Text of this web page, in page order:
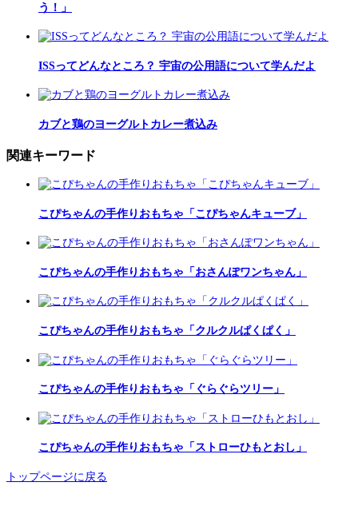
う！」
ISSってどんなところ？ 宇宙の公用語について学んだよ
カブと鶏のヨーグルトカレー煮込み
関連キーワード
こぴちゃんの手作りおもちゃ「こぴちゃんキューブ」
こぴちゃんの手作りおもちゃ「おさんぽワンちゃん」
こぴちゃんの手作りおもちゃ「クルクルぱくぱく」
こぴちゃんの手作りおもちゃ「ぐらぐらツリー」
こぴちゃんの手作りおもちゃ「ストローひもとおし」
トップページに戻る